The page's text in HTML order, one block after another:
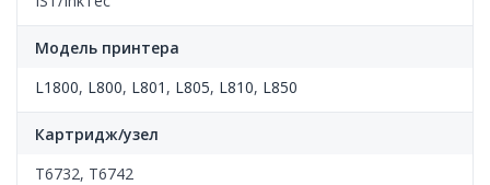
Модель принтера
L1800, L800, L801 , L805, L810, L850
Картридж/узел
T6732, T6742